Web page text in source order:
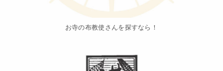
お寺の布教使さんを探すなら！